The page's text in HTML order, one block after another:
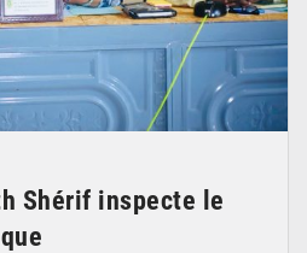
Shérif inspecte le